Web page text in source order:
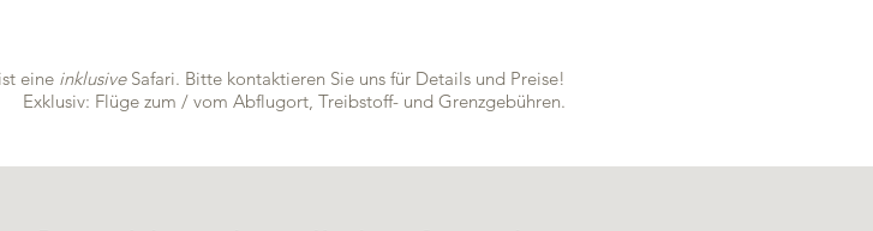
eine inklusiveSafari. Bitte kontaktieren Sie uns für Details und Preise!
Exklusiv: Flüge zum / vom Abflugort, Treibstoff- und Grenzgebühren.